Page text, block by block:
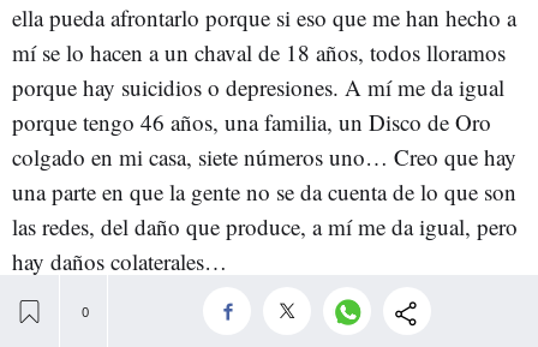
ella pueda afrontarlo porque si eso que me han hecho a
mí se lo hacen a un chaval de 18 años, todos lloramos
porque hay suicidios o depresiones. A mí me da igual
porque tengo 46 años, una familia, un Disco de Oro
colgado en mi casa, siete números uno… Creo que hay
una parte en que la gente no se da cuenta de lo que son
las redes, del daño que produce, a mí me da igual, pero
hay daños colaterales…
— Herranz: Aprovechamos eso que la vida nos puso